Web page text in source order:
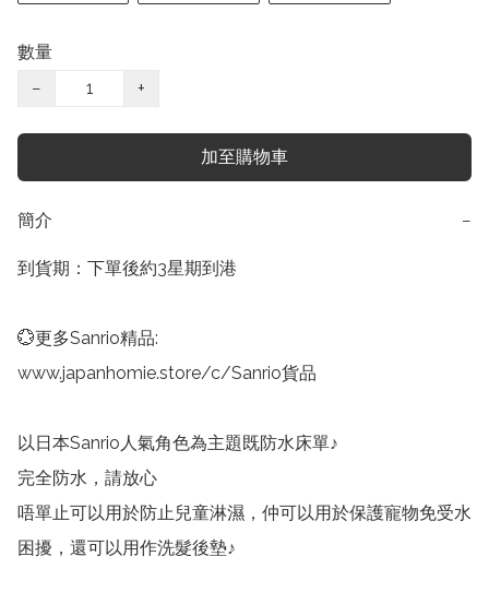
數量
−
+
加至購物車
簡介 −
到貨期：下單後約3星期到港
💮更多Sanrio精品:
www.japanhomie.store/c/Sanrio貨品
以日本Sanrio人氣角色為主題既防水床單♪
完全防水，請放心
唔單止可以用於防止兒童淋濕，仲可以用於保護寵物免受水
困擾，還可以用作洗髮後墊♪